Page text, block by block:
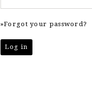
Forgot your password?